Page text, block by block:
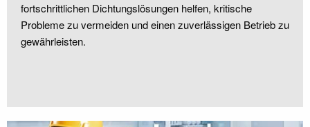
fortschrittlichen Dichtungslösungen helfen, kritische
Probleme zu vermeiden und einen zuverlässigen Betrieb zu
gewährleisten.